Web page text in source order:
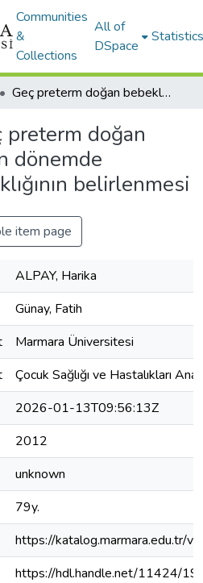
Communities
&
Collections
All of
DSpace
Statistics
Geç preterm doğan bebeklerde uzun dönemde hipertansiyon sıklığının belirlenmesi
preterm doğan
dönemde
belirlenmesi
item page
ALPAY, Harika
Günay, Fatih
Marmara Üniversitesi
Çocuk Sağlığı ve Hastalıkları
2026-01-13T09:56:13Z
2012
unknown
79y.
https://katalog.marmara.edu.tr/
https://hdl.handle.net/11424/